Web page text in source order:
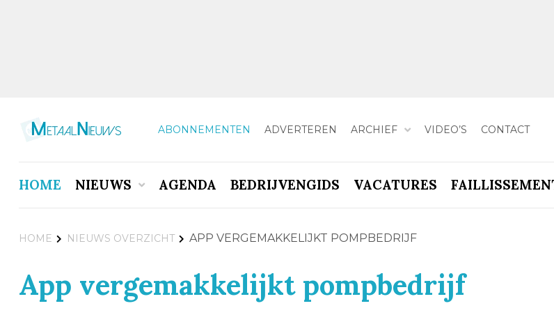
ABONNEMENTEN ADVERTEREN ARCHIEF VIDEO’S CONTACT
HOME NIEUWS AGENDA BEDRIJVENGIDS VACATURES
HOME NIEUWS OVERZICHT APP VERGEMAKKELIJKT POMPBEDRIJF
App vergemakkelijkt pompbedrijf